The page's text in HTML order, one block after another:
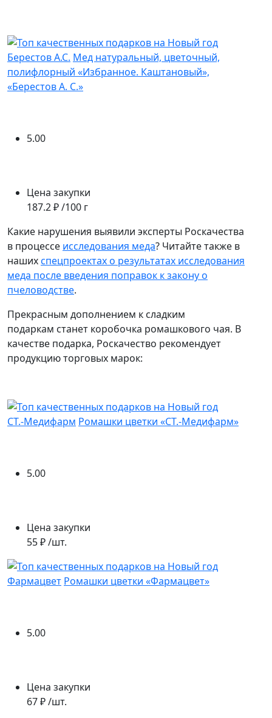
Берестов А.С. Мед натуральный, цветочный,
полифлорный «Избранное. Каштановый»,
«Берестов А. С.»
5.00
Цена закупки
187.2 ₽ /100 г
Какие нарушения выявили эксперты Роскачества
в процессе исследования меда? Читайте также в
нашихспецпроектахо результатах исследования
меда после введения поправок к закону о
пчеловодстве.
Прекрасным дополнением к сладким
подаркам станет коробочка ромашкового чая. В
качестве подарка, Роскачество рекомендует
продукцию торговых марок:
СТ.-Медифарм Ромашки цветки «СТ.-Медифарм»
5.00
Цена закупки
55 ₽ /шт.
Фармацвет Ромашки цветки «Фармацвет»
5.00
Цена закупки
67 ₽ /шт.